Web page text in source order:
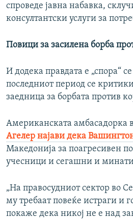
спроведе јавна набавка,
консултантски услуги за
Повици за засилена борба
И додека правдата е „спора“
последниот период се
заедница за борбата против
Американската амбасадорка
Агелер најави дека
Македонија за поагресивен
учесници и сегашни и
„На правосудниот сектор во
му требаат повеќе истраги и
покаже дека никој не е над